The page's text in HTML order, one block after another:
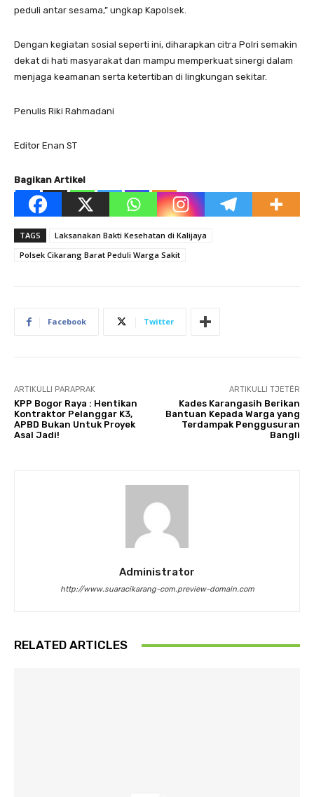
peduli antar sesama,” ungkap Kapolsek.
Dengan kegiatan sosial seperti ini, diharapkan citra Polri semakin
dekat di hati masyarakat dan mampu memperkuat sinergi dalam
menjaga keamanan serta ketertiban di lingkungan sekitar.
Penulis Riki Rahmadani
Editor Enan ST
Bagikan Artikel
TAGS
Laksanakan Bakti Kesehatan di Kalijaya
Polsek Cikarang Barat Peduli Warga Sakit
Facebook Twitter
ARTIKULLI PARAPRAK
KPP Bogor Raya : Hentikan
Kontraktor Pelanggar K3,
APBD Bukan Untuk Proyek
Asal Jadi!
ARTIKULLI TJETËR
Kades Karangasih Berikan
Bantuan Kepada Warga yang
Terdampak Penggusuran
Bangli
Administrator
http://www.suaracikarang-com.preview-domain.com
RELATED ARTICLES